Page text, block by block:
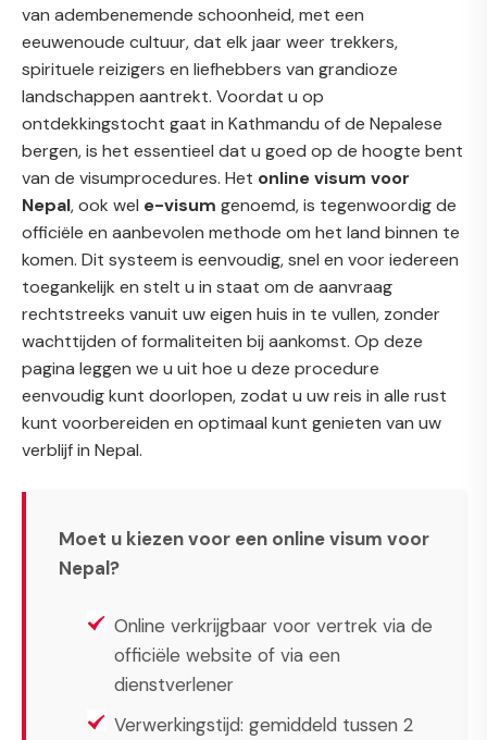
van adembenemende schoonheid, met een
eeuwenoude cultuur, dat elk jaar weer trekkers,
spirituele reizigers en liefhebbers van grandioze
landschappen aantrekt. Voordat u op
ontdekkingstocht gaat in Kathmandu of de Nepalese
bergen, is het essentieel dat u goed op de hoogte bent
van de visumprocedures. Het online visum voor
Nepal, ook wel e-visum genoemd, is tegenwoordig de
officiële en aanbevolen methode om het land binnen te
komen. Dit systeem is eenvoudig, snel en voor iedereen
toegankelijk en stelt u in staat om de aanvraag
rechtstreeks vanuit uw eigen huis in te vullen, zonder
wachttijden of formaliteiten bij aankomst. Op deze
pagina leggen we u uit hoe u deze procedure
eenvoudig kunt doorlopen, zodat u uw reis in alle rust
kunt voorbereiden en optimaal kunt genieten van uw
verblijf in Nepal.
Moet u kiezen voor een online visum voor
Nepal?
Online verkrijgbaar voor vertrek via de
officiële website of via een
dienstverlener
Verwerkingstijd: gemiddeld tussen 2